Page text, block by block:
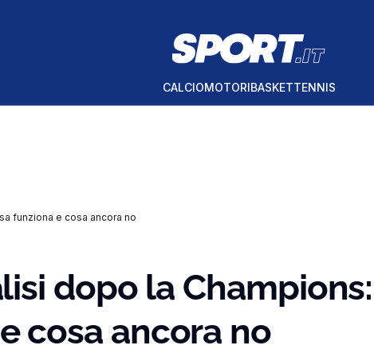
CALCIOMOTORIBASKETTENNIS
funziona e cosa ancora no
dopo la Champions:
cosa ancora no